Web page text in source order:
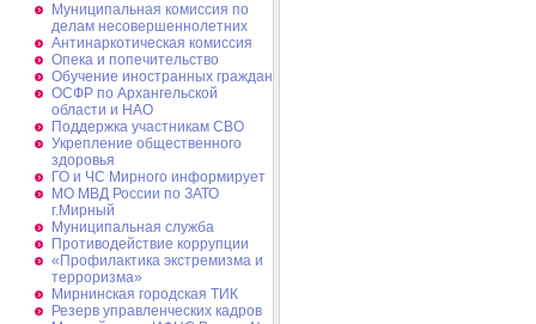
Муниципальная комиссия по
делам несовершеннолетних
Антинаркотическая комиссия
Опека и попечительство
Обучение иностранных граждан
ОСФР по Архангельской
области и НАО
Поддержка участникам СВО
Укрепление общественного
здоровья
ГО и ЧС Мирного информирует
МО МВД России по ЗАТО
г.Мирный
Муниципальная cлужба
Противодействие коррупции
«Профилактика экстремизма и
терроризма»
Мирнинская городская ТИК
Резерв управленческих кадров